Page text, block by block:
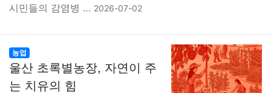
증권 인테리어 요리 상품리뷰
게임 자동차 취미 여행
맛집 컴퓨터 사회 정치 건강
시민들의 감염병 … 2026-07-02
농업
울산 초록별농장, 자연이 주
는 치유의 힘